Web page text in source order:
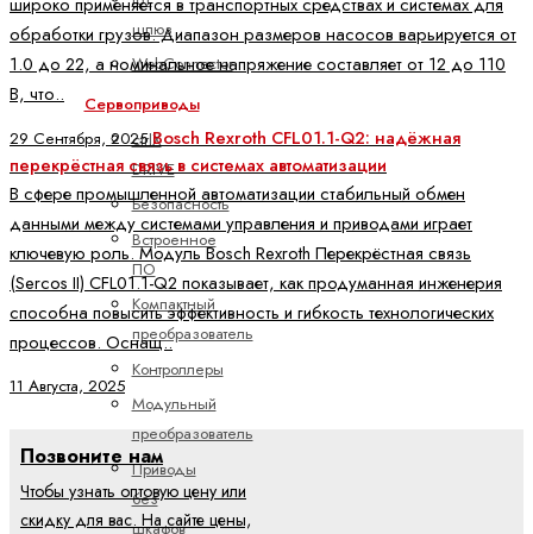
шлюз
WebConnector
Сервоприводы
ctrlX
DRIVE
Безопасность
Встроенное
ПО
Компактный
преобразователь
Контроллеры
Модульный
преобразователь
Приводы
без
шкафов
обработки грузов. Диапазон размеров насосов варьируется от
1.0 до 22, а номинальное напряжение составляет от 12 до 110
В, что..
29 Сентября, 2025Bosch Rexroth CFL01.1-Q2: надёжная
перекрёстная связь в системах автоматизации
В сфере промышленной автоматизации стабильный обмен
данными между системами управления и приводами играет
ключевую роль. Модуль Bosch Rexroth Перекрёстная связь
(Sercos II) CFL01.1-Q2 показывает, как продуманная инженерия
способна повысить эффективность и гибкость технологических
процессов. Оснащ..
11 Августа, 2025
Позвоните нам
Чтобы узнать оптовую цену или
скидку для вас. На сайте цены,